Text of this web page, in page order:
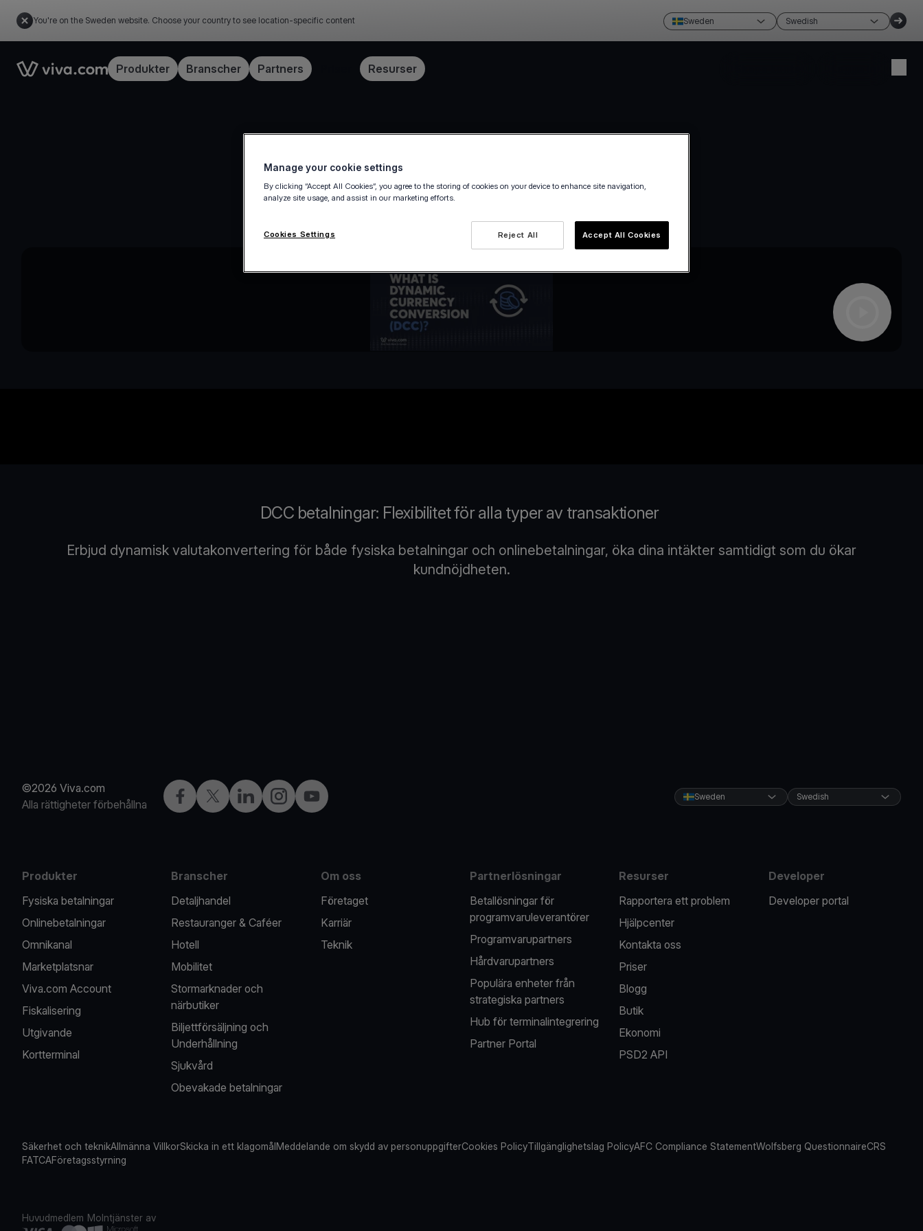
You're on the Sweden website. Choose your country to see location-specific content Sweden Swedish
Link to the homepageProdukter Branscher Partners Resurser
DCC betalningar: Flexibilitet för alla typer av transaktioner
Erbjud dynamisk valutakonvertering för både fysiska betalningar och onlinebetalningar, öka dina intäkter samtidigt som du ökar
kundnöjdheten.
©2026 Viva.com
Alla rättigheter förbehållna
Facebook
X LinkedInInstagramYouTube Sweden Swedish
Produkter
Fysiska betalningar
Onlinebetalningar
Omnikanal
Marketplatsnar
Viva.com Account
Fiskalisering
Utgivande
Kortterminal
Branscher
Detaljhandel
Restauranger & Caféer
Hotell
Mobilitet
Stormarknader och
närbutiker
Biljettförsäljning och
Underhållning
Sjukvård
Obevakade betalningar
Om oss
Företaget
Karriär
Teknik
Partnerlösningar
Betallösningar för
programvaruleverantörer
Programvarupartners
Hårdvarupartners
Populära enheter från
strategiska partners
Hub för terminalintegrering
Partner Portal
Resurser
Rapportera ett problem
Hjälpcenter
Kontakta oss
Priser
Blogg
Butik
Ekonomi
PSD2 API
Developer
Developer portal
Säkerhet och teknikAllmänna VillkorSkicka in ett klagomålMeddelande om skydd av personuppgifterCookies PolicyTillgänglighetslag PolicyAFC Compliance StatementWolfsberg QuestionnaireCRS
FATCAFöretagsstyrning
Huvudmedlem Molntjänster av
Manage your cookie settings
By clicking “Accept All Cookies”, you agree to the storing of cookies on your device to enhance site navigation,
analyze site usage, and assist in our marketing efforts.
Reject All Accept All Cookies
Cookies Settings